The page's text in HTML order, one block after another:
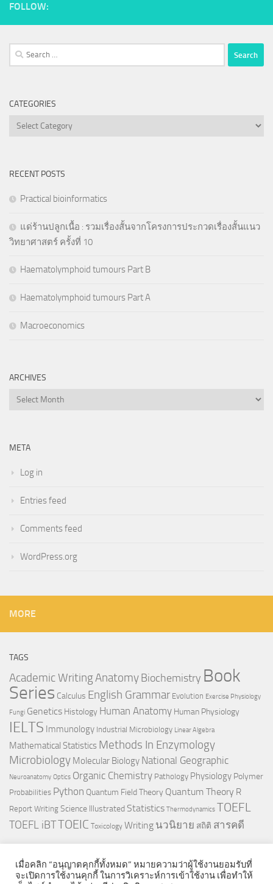
FOLLOW:
Search
for:
CATEGORIES
Categories
RECENT POSTS
Practical bioinformatics
แด่ร้านปลูกเนื้อ : รวมเรื่องสั้นจากโครงการประกวดเรื่องสั้นแนว
วิทยาศาสตร์ ครั้งที่ 10
Haematolymphoid tumours Part B
Haematolymphoid tumours Part A
Macroeconomics
ARCHIVES
Archives
META
Log in
Entries feed
Comments feed
WordPress.org
MORE
TAGS
Academic WritingAnatomy Biochemistry Book
Series Calculus English Grammar Evolution Exercise Physiology
Fungi Genetics Histology Human Anatomy Human Physiology
IELTS Immunology Industrial Microbiology Linear Algebra
Mathematical Statistics Methods In Enzymology
Microbiology Molecular Biology National Geographic
Neuroanatomy Optics Organic Chemistry Pathology Physiology Polymer
Probabilities Python Quantum Field Theory Quantum Theory R
Report Writing Science Illustrated Statistics Thermodynamics TOEFL
TOEFL iBTTOEIC Toxicology Writing นวนิยาย สถิติ สารคดี
เมื่อคลิก “อนุญาตคุกกี้ทั้งหมด” หมายความว่าผู้ใช้งานยอมรับที่
จะเปิดการใช้งานคุกกี้ ในการวิเคราะห์การเข้าใช้งาน เพื่อทำให้